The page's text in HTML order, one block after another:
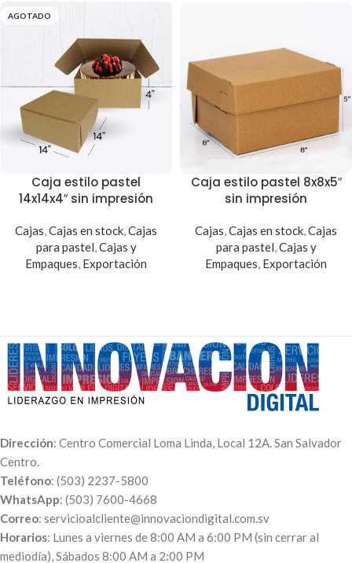
AGOTADO
Caja estilo pastel
14x14x4″ sin impresión
Cajas,Cajas en stock,Cajas
para pastel,Cajas y
Empaques, Exportación
Caja estilo pastel 8x8x5″
sin impresión
Cajas,Cajas en stock,Cajas
para pastel,Cajas y
Empaques, Exportación
Dirección: Centro Comercial Loma Linda, Local 12A. San Salvador
Centro.
Teléfono: (503) 2237-5800
WhatsApp: (503) 7600-4668
Correo: servicioalcliente@innovaciondigital.com.sv
Horarios: Lunes a viernes de 8:00 AM a 6:00 PM (sin cerrar al
mediodía), Sábados 8:00 AM a 2:00 PM